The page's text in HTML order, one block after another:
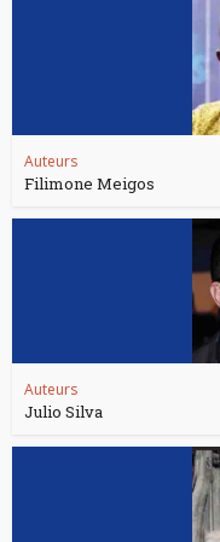
Auteurs
Filimone Meigos
Auteurs
Julio Silva